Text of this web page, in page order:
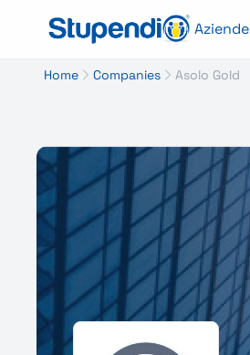
Aziende
Home Companies Asolo Gold